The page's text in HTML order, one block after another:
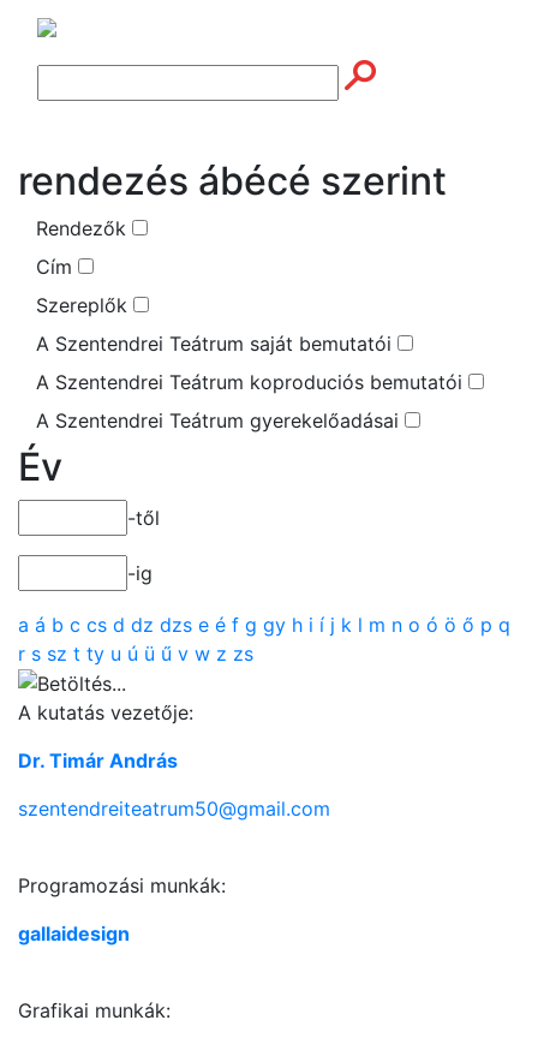
rendezés ábécé szerint
Rendezők
Cím
Szereplők
A Szentendrei Teátrum saját bemutatói
A Szentendrei Teátrum koproduciós bemutatói
A Szentendrei Teátrum gyerekelőadásai
Év
-től
-ig
a á b c cs d dz dzs e é f g gy h i í j k l m n o ó ö ő p q
r s sz t ty u ú ü ű v w z zs
A kutatás vezetője:
Dr. Timár András
szentendreiteatrum50@gmail.com
Programozási munkák:
gallaidesign
Grafikai munkák: